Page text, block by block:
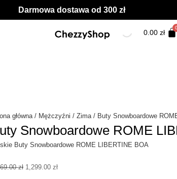
Darmowa dostawa od 300 zł
0.00zł
główna/ Mężczyźni /Zima/ Buty Snowboardowe
Snowboardowe ROME
Buty Snowboardowe ROME LIBERTINE BOA
zł Pierwotna
1,299.00złAktualna